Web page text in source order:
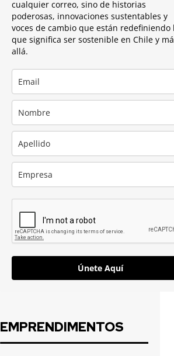
cualquier correo, sino de historias
poderosas, innovaciones sustentables y
voces de cambio que están redefiniendo
que significa ser sostenible en Chile y
allá.
Únete Aquí
EMPRENDIMENTOS